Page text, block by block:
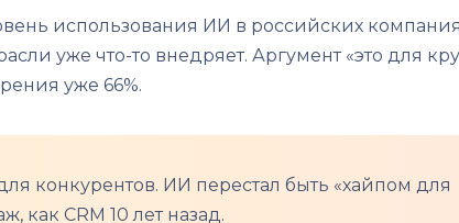
использования ИИ в российских
уже что-то внедряет. Аргумент «это для
уже 66%.
конкурентов. ИИ перестал быть «хайпом для
как CRM 10 лет назад.